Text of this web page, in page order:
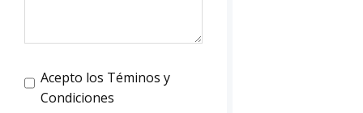
Acepto los Téminos y
Condiciones